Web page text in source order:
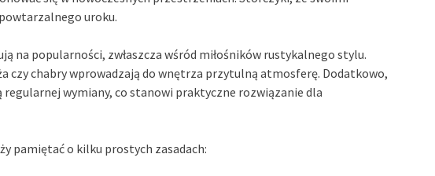
uroku.
na popularności, zwłaszcza wśród miłośników rustykalnego stylu.
czy chabry wprowadzają do wnętrza przytulną atmosferę. Dodatkowo,
regularnej wymiany, co stanowi praktyczne rozwiązanie dla
pamiętać o kilku prostych zasadach: